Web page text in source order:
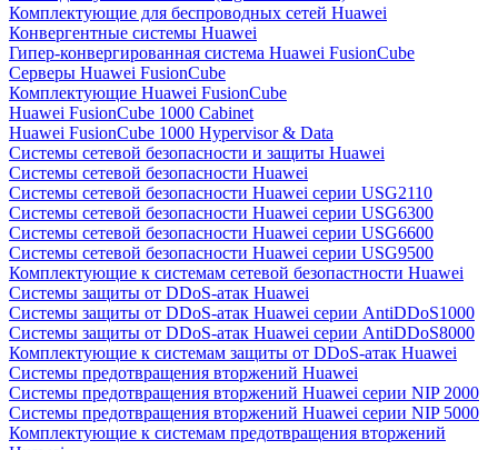
Комплектующие для беспроводных сетей Huawei
Конвергентные системы Huawei
Гипер-конвергированная система Huawei FusionCube
Серверы Huawei FusionCube
Комплектующие Huawei FusionCube
Huawei FusionCube 1000 Cabinet
Huawei FusionCube 1000 Hypervisor & Data
Системы сетевой безопасности и защиты Huawei
Системы сетевой безопасности Huawei
Системы сетевой безопасности Huawei серии USG2110
Системы сетевой безопасности Huawei серии USG6300
Системы сетевой безопасности Huawei серии USG6600
Системы сетевой безопасности Huawei серии USG9500
Комплектующие к системам сетевой безопастности Huawei
Системы защиты от DDoS-атак Huawei
Системы защиты от DDoS-атак Huawei серии AntiDDoS1000
Системы защиты от DDoS-атак Huawei серии AntiDDoS8000
Комплектующие к системам защиты от DDoS-атак Huawei
Системы предотвращения вторжений Huawei
Системы предотвращения вторжений Huawei серии NIP 2000
Системы предотвращения вторжений Huawei серии NIP 5000
Комплектующие к системам предотвращения вторжений